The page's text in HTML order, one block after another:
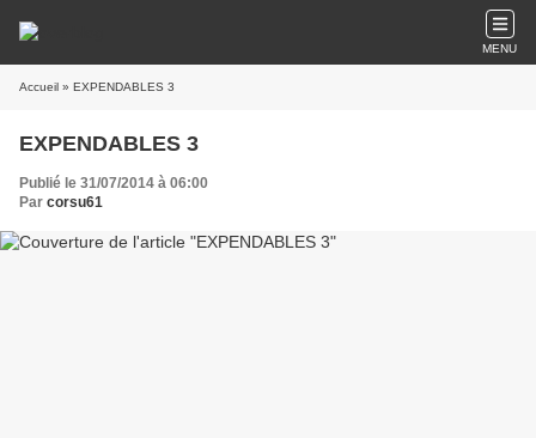
MENU
Accueil » EXPENDABLES 3
EXPENDABLES 3
Publié le 31/07/2014 à 06:00
Par corsu61